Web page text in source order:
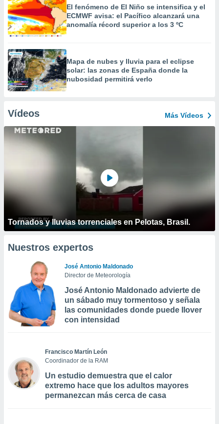
El fenómeno de El Niño se intensifica y el
ECMWF avisa: el Pacífico alcanzará una
anomalía récord superior a los 3 ºC
Mapa de nubes y lluvia para el eclipse
solar: las zonas de España donde la
nubosidad permitirá verlo
Vídeos Más Vídeos
Tornados y lluvias torrenciales en Pelotas, Brasil.
Nuestros expertos
José Antonio Maldonado
Director de Meteorología
José Antonio Maldonado advierte de
un sábado muy tormentoso y señala
las comunidades donde puede llover
con intensidad
Francisco Martín León
Coordinador de la RAM
Un estudio demuestra que el calor
extremo hace que los adultos mayores
permanezcan más cerca de casa